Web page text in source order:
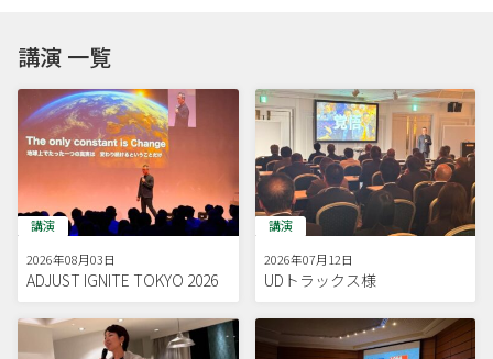
講演 一覧
講演
2026年08月03日
ADJUST IGNITE TOKYO 2026
講演
2026年07月12日
UDトラックス様